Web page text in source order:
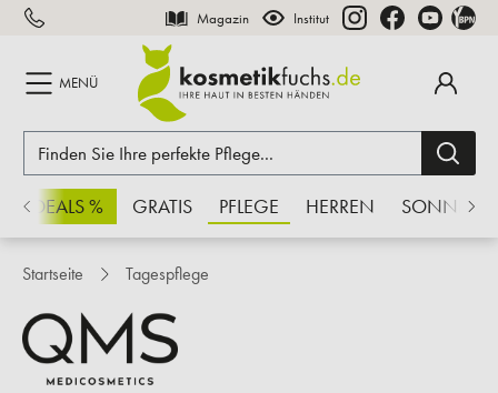
springen Magazin Institut
MENÜ
% GRATIS PFLEGE HERREN SONNE
Startseite Tagespflege